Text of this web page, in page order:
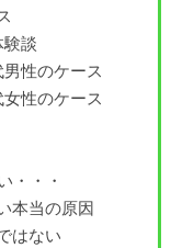
験談
性のケース
性のケース
・・・
本当の原因
はない